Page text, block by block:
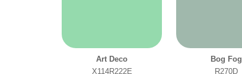
Art Deco
X114R222E
Bog Fog
R270D